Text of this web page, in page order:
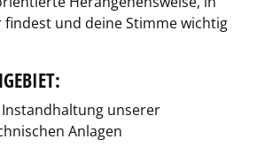
findest und deine Stimme wichtig
unserer
Anlagen